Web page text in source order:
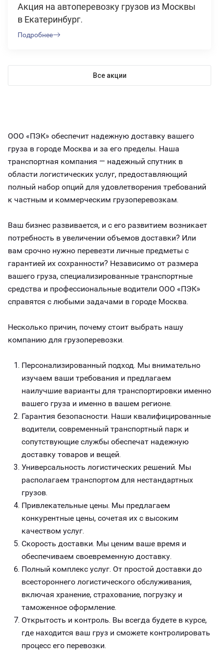
Акция на автоперевозку грузов из Москвы
в Екатеринбург.
Подробнее
Все акции
ООО «ПЭК» обеспечит надежную доставку вашего
груза в городе Москва и за его пределы. Наша
транспортная компания — надежный спутник в
области логистических услуг, предоставляющий
полный набор опций для удовлетворения требований
к частным и коммерческим грузоперевозкам.
Ваш бизнес развивается, и с его развитием возникает
потребность в увеличении объемов доставки? Или
вам срочно нужно перевезти личные предметы с
гарантией их сохранности? Независимо от размера
вашего груза, специализированные транспортные
средства и профессиональные водители ООО «ПЭК»
справятся с любыми задачами в городе Москва.
Несколько причин, почему стоит выбрать нашу
компанию для грузоперевозки.
Персонализированный подход. Мы внимательно
изучаем ваши требования и предлагаем
наилучшие варианты для транспортировки именно
вашего груза и именно в вашем регионе.
Гарантия безопасности. Наши квалифицированные
водители, современный транспортный парк и
сопутствующие службы обеспечат надежную
доставку товаров и вещей.
Универсальность логистических решений. Мы
располагаем транспортом для нестандартных
грузов.
Привлекательные цены. Мы предлагаем
конкурентные цены, сочетая их с высоким
качеством услуг.
Скорость доставки. Мы ценим ваше время и
обеспечиваем своевременную доставку.
Полный комплекс услуг. От простой доставки до
всестороннего логистического обслуживания,
включая хранение, страхование, погрузку и
таможенное оформление.
Открытость и контроль. Вы всегда будете в курсе,
где находится ваш груз и сможете контролировать
процесс его перевозки.